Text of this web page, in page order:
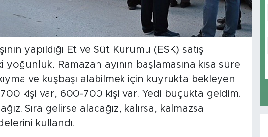
yapıldığı Et ve Süt Kurumu (ESK) satış
yoğunluk, Ramazan ayının başlamasına kısa süre
ve kuşbaşı alabilmek için kuyrukta bekleyen
kişi var, 600-700 kişi var. Yedi buçukta geldim.
Sıra gelirse alacağız, kalırsa, kalmazsa
kullandı.